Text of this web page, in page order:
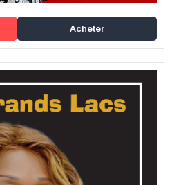
Acheter